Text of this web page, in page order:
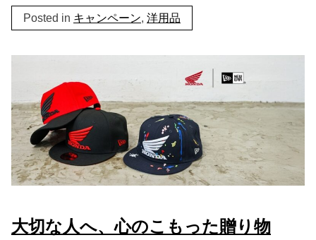
Posted in キャンペーン, 洋用品
大切な人へ、心のこもった贈り物